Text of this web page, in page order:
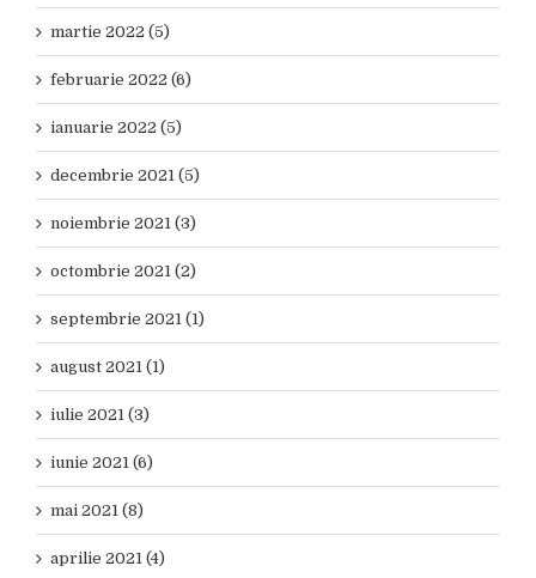
martie 2022 (5)
februarie 2022 (6)
ianuarie 2022 (5)
decembrie 2021 (5)
noiembrie 2021 (3)
octombrie 2021 (2)
septembrie 2021 (1)
august 2021 (1)
iulie 2021 (3)
iunie 2021 (6)
mai 2021 (8)
aprilie 2021 (4)